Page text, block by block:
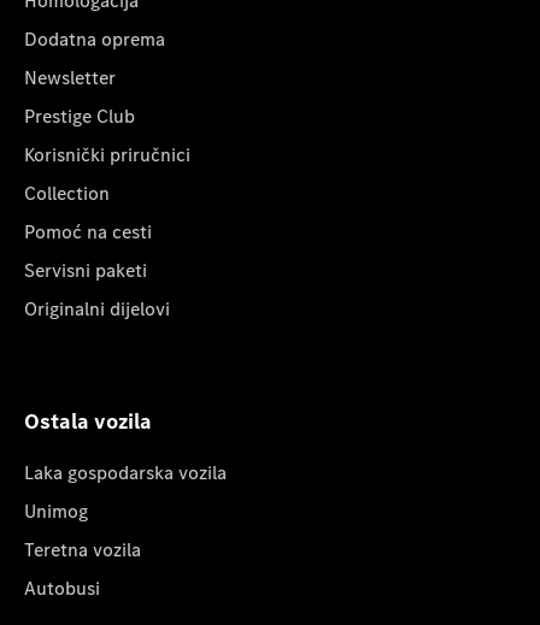
Dodatna oprema
Newsletter
Prestige Club
Korisnički priručnici
Collection
Pomoć na cesti
Servisni paketi
Originalni dijelovi
Ostala vozila
Laka gospodarska vozila
Unimog
Teretna vozila
Autobusi